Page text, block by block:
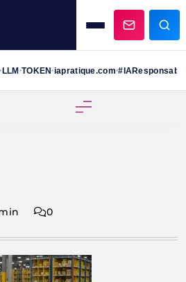
•LLM•TOKEN•iapratique.com•#IAResponsable
0